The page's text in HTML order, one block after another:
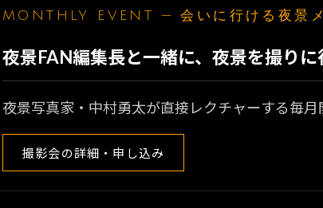
MONTHLY EVENT — 会いに行ける夜景
夜景FAN編集長と一緒に、夜景を撮りに
夜景写真家・中村勇太が直接レクチャーする毎
撮影会の詳細・申し込み